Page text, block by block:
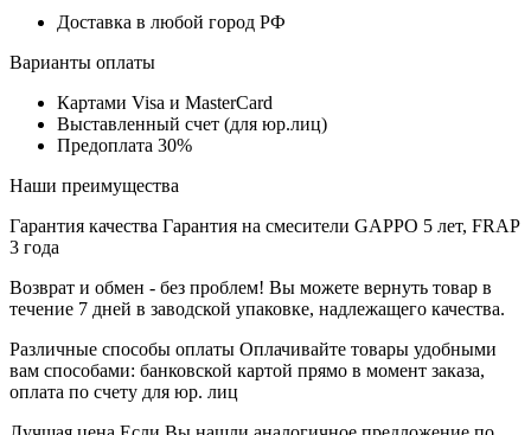
Доставка в любой город РФ
Варианты оплаты
Картами Visa и MasterCard
Выставленный счет (для юр.лиц)
Предоплата 30%
Наши преимущества
Гарантия качества Гарантия на смесители GAPPO 5 лет, FRAP
3 года
Возврат и обмен - без проблем! Вы можете вернуть товар в
течение 7 дней в заводской упаковке, надлежащего качества.
Различные способы оплаты Оплачивайте товары удобными
вам способами: банковской картой прямо в момент заказа,
оплата по счету для юр. лиц